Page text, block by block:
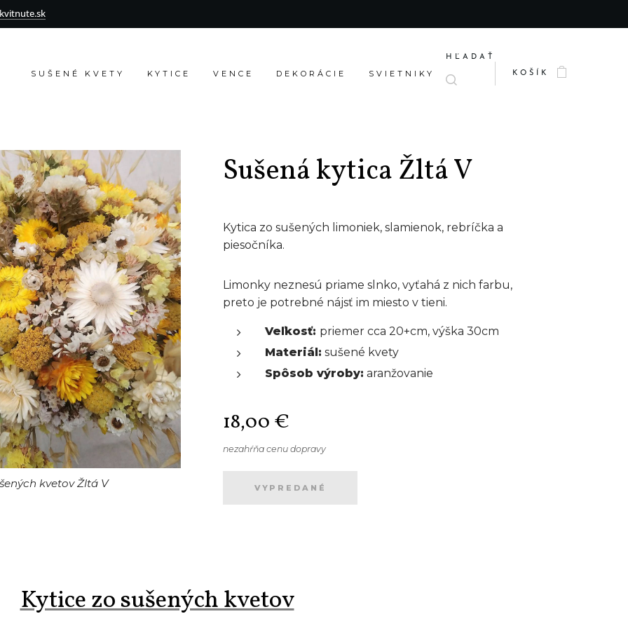
SUŠENÉ KVETY KYTICE VENCE DEKORÁCIE SVIETNIKY
HĽADAŤ
KOŠÍK
Sušená kytica Žltá V
kvetov Žltá V
kvetov Žltá V
kvetov Žltá V
kvetov Žltá V
kvetov Žltá V
Kytica zo sušených limoniek, slamienok, rebríčka a
piesočníka.
Limonky neznesú priame slnko, vyťahá z nich farbu,
preto je potrebné nájsť im miesto v tieni.
Veľkosť: priemer cca 20+cm, výška 30cm
Materiál: sušené kvety
Spôsob výroby: aranžovanie
18,00 €
nezahŕňa cenu dopravy
VYPREDANÉ
Kytice zo sušených kvetov